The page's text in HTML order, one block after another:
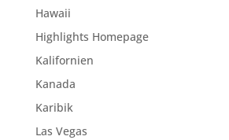
Hawaii
Highlights Homepage
Kalifornien
Kanada
Karibik
Las Vegas